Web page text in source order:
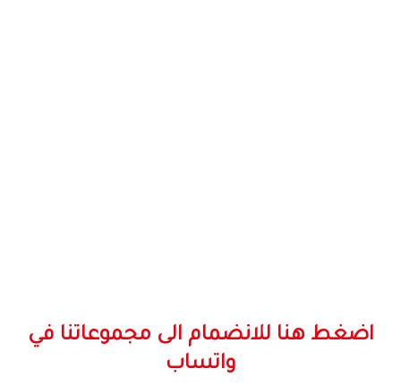
اضغط هنا للانضمام الى مجموعاتنا في
واتساب